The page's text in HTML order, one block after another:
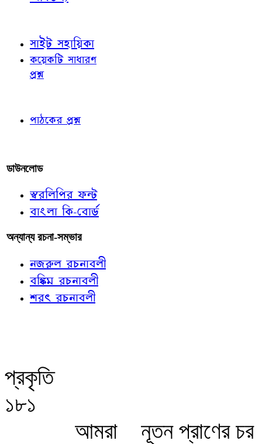
সাইট সহায়িকা
কয়েকটি সাধারণ
প্রশ্ন
পাঠকের প্রশ্ন
ডাউনলোড
স্বরলিপির ফন্ট
বাংলা কি-বোর্ড
অন্যান্য রচনা-সম্ভার
নজরুল রচনাবলী
বঙ্কিম রচনাবলী
শরৎ রচনাবলী
প্রকৃতি
১৮১
আমরা
নূতন প্রাণের চর